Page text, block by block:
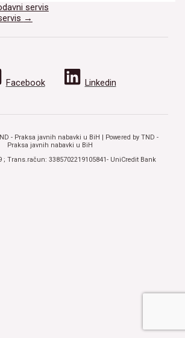
servis
→
Facebook Linkedin
- Praksa javnih nabavki u BiH | Powered by TND -
Praksa javnih nabavki u BiH
; Trans.račun: 3385702219105841- UniCredit Bank